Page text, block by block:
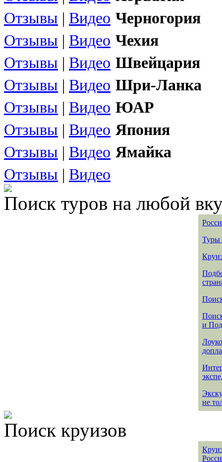
Отзывы | Видео Черногория
Отзывы | Видео Чехия
Отзывы | Видео Швейцария
Отзывы | Видео Шри-Ланка
Отзывы | Видео ЮАР
Отзывы | Видео Япония
Отзывы | Видео Ямайка
Отзывы | Видео
Поиск туров на любой
Туры
и
не
Поиск круизов